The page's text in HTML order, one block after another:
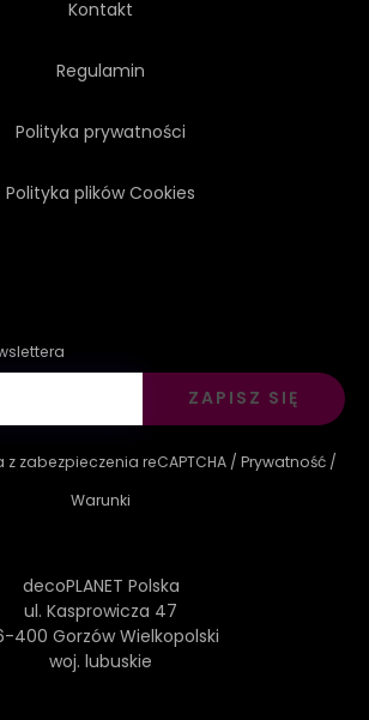
Kontakt
Regulamin
Polityka prywatności
Polityka plików Cookies
ZAPISZ SIĘ
z zabezpieczenia reCAPTCHA / Prywatność /
Warunki
decoPLANET Polska
ul. Kasprowicza 47
400 Gorzów Wielkopolski
woj. lubuskie